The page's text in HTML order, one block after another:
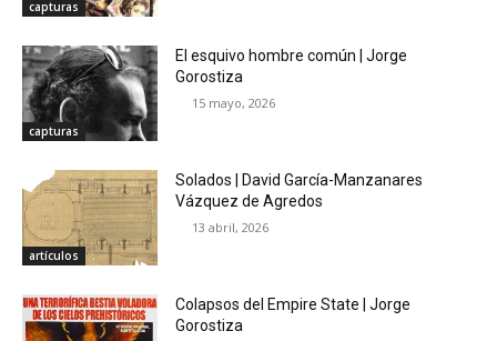
capturas
capturas
El esquivo hombre común | Jorge
Gorostiza
15 mayo, 2026
artículos
Solados | David García-Manzanares
Vázquez de Agredos
13 abril, 2026
Colapsos del Empire State | Jorge
Gorostiza